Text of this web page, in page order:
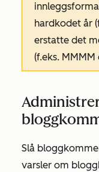
hardkodet år
erstatte det
(f.eks. MMMM
Slå
varsler om